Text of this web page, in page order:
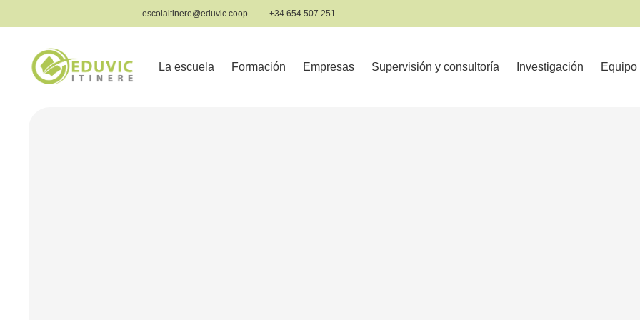
al
contenido
escolaitinere@eduvic.coop +34 654 507 251
La escuela Formación Empresas Supervisión y consultoría Investigación Equipo